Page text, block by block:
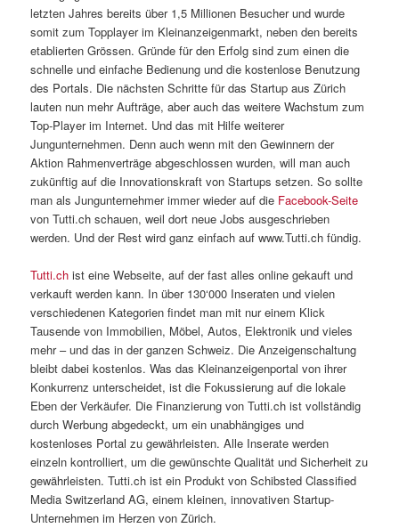
letzten Jahres bereits über 1,5 Millionen Besucher und wurde
somit zum Topplayer im Kleinanzeigenmarkt, neben den bereits
etablierten Grössen. Gründe für den Erfolg sind zum einen die
schnelle und einfache Bedienung und die kostenlose Benutzung
des Portals. Die nächsten Schritte für das Startup aus Zürich
lauten nun mehr Aufträge, aber auch das weitere Wachstum zum
Top-Player im Internet. Und das mit Hilfe weiterer
Jungunternehmen. Denn auch wenn mit den Gewinnern der
Aktion Rahmenverträge abgeschlossen wurden, will man auch
zukünftig auf die Innovationskraft von Startups setzen. So sollte
man als Jungunternehmer immer wieder auf die Facebook-Seite
von Tutti.ch schauen, weil dort neue Jobs ausgeschrieben
werden. Und der Rest wird ganz einfach auf www.Tutti.ch fündig.
Tutti.ch ist eine Webseite, auf der fast alles online gekauft und
verkauft werden kann. In über 130‘000 Inseraten und vielen
verschiedenen Kategorien findet man mit nur einem Klick
Tausende von Immobilien, Möbel, Autos, Elektronik und vieles
mehr – und das in der ganzen Schweiz. Die Anzeigenschaltung
bleibt dabei kostenlos. Was das Kleinanzeigenportal von ihrer
Konkurrenz unterscheidet, ist die Fokussierung auf die lokale
Eben der Verkäufer. Die Finanzierung von Tutti.ch ist vollständig
durch Werbung abgedeckt, um ein unabhängiges und
kostenloses Portal zu gewährleisten. Alle Inserate werden
einzeln kontrolliert, um die gewünschte Qualität und Sicherheit zu
gewährleisten. Tutti.ch ist ein Produkt von Schibsted Classified
Media Switzerland AG, einem kleinen, innovativen Startup-
Unternehmen im Herzen von Zürich.